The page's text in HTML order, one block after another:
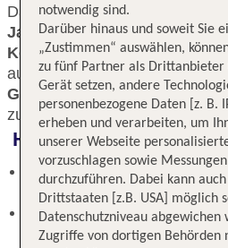
Dashistorische Stadthaus
Jahrhundertvereint Tradition
Komfort. Ausgezeichnete
außergewöhnlicher Lage,
Gastfreundschaft, schaffen
zugleich schicke Atmosphäre.
Highlights
Charmantes Gebäude aus
stilvoller Atmosphäre
Ausgezeichnete Zimmer
Gastfreundschaft in
notwendig sind.
Darüber hinaus und soweit Sie
„Zustimmen“ auswählen,
zu fünf Partner als Drittanbieter
Gerät setzen, andere
personenbezogene Daten [z. B.
erheben und verarbeiten, um
unserer Webseite
vorzuschlagen sowie
durchzuführen. Dabei kann
Drittstaaten [z.B. USA] möglich
Datenschutzniveau abgewichen
Zugriffe von dortigen Behörden